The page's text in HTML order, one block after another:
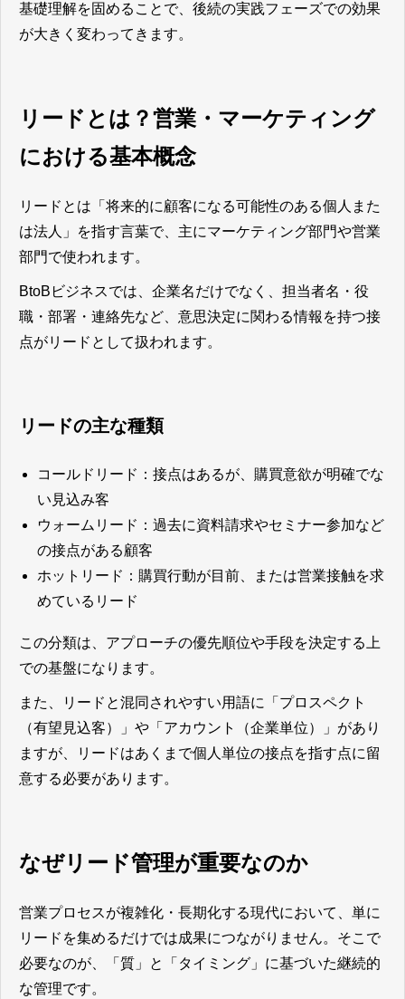
基礎理解を固めることで、後続の実践フェーズでの効果
が大きく変わってきます。
リードとは？営業・マーケティング
における基本概念
リードとは「将来的に顧客になる可能性のある個人また
は法人」を指す言葉で、主にマーケティング部門や営業
部門で使われます。
BtoBビジネスでは、企業名だけでなく、担当者名・役
職・部署・連絡先など、意思決定に関わる情報を持つ接
点がリードとして扱われます。
リードの主な種類
コールドリード：接点はあるが、購買意欲が明確でな
い見込み客
ウォームリード：過去に資料請求やセミナー参加など
の接点がある顧客
ホットリード：購買行動が目前、または営業接触を求
めているリード
この分類は、アプローチの優先順位や手段を決定する上
での基盤になります。
また、リードと混同されやすい用語に「プロスペクト
（有望見込客）」や「アカウント（企業単位）」があり
ますが、リードはあくまで個人単位の接点を指す点に留
意する必要があります。
なぜリード管理が重要なのか
営業プロセスが複雑化・長期化する現代において、単に
リードを集めるだけでは成果につながりません。そこで
必要なのが、「質」と「タイミング」に基づいた継続的
な管理です。